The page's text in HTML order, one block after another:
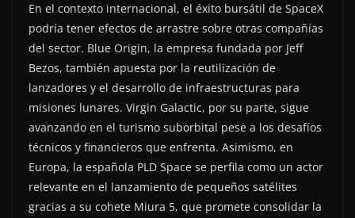
En el contexto internacional, el éxito bursátil de SpaceX
podría tener efectos de arrastre sobre otras compañías
del sector. Blue Origin, la empresa fundada por Jeff
Bezos, también apuesta por la reutilización de
lanzadores y el desarrollo de infraestructuras para
misiones lunares. Virgin Galactic, por su parte, sigue
avanzando en el turismo suborbital pese a los desafíos
técnicos y financieros que enfrenta. Asimismo, en
Europa, la española PLD Space se perfila como un actor
relevante en el lanzamiento de pequeños satélites
gracias a su cohete Miura 5, que promete consolidar la